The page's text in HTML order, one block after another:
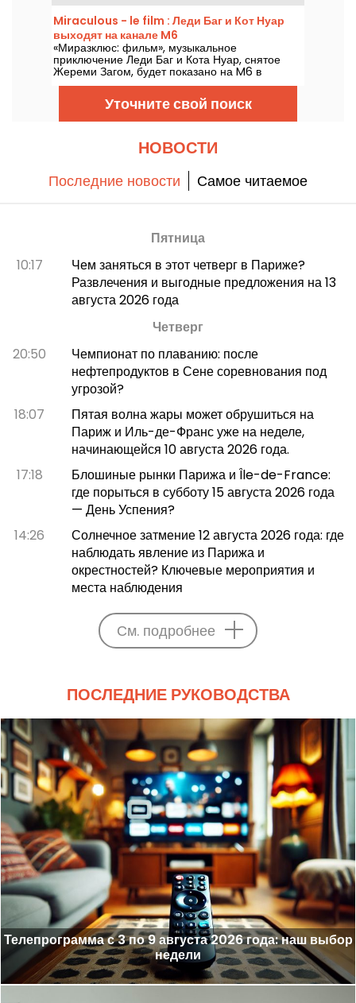
Miraculous - le film : Леди Баг и Кот Нуар
выходят на канале M6
«Миразклюс: фильм», музыкальное
приключение Леди Баг и Кота Нуар, снятое
Жереми Загом, будет показано на M6 в
пятницу, 7 августа 2026 года, в 21:05.
Уточните свой поиск
НОВОСТИ
Последние новости Самое читаемое
Пятница
10:17
Чем заняться в этот четверг в Париже?
Развлечения и выгодные предложения на 13
августа 2026 года
Четверг
20:50
Чемпионат по плаванию: после
нефтепродуктов в Сене соревнования под
угрозой?
18:07
Пятая волна жары может обрушиться на
Париж и Иль-де-Франс уже на неделе,
начинающейся 10 августа 2026 года.
17:18
Блошиные рынки Парижа и Île-de-France:
где порыться в субботу 15 августа 2026 года
— День Успения?
14:26
Солнечное затмение 12 августа 2026 года: где
наблюдать явление из Парижа и
окрестностей? Ключевые мероприятия и
места наблюдения
См. подробнее
ПОСЛЕДНИЕ РУКОВОДСТВА
Телепрограмма с 3 по 9 августа 2026 года: наш выбор
недели